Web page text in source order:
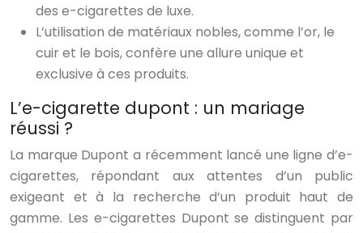
des e-cigarettes de luxe.
L’utilisation de matériaux nobles, comme l’or, le
cuir et le bois, confère une allure unique et
exclusive à ces produits.
L’e-cigarette dupont : un mariage
réussi ?
La marque Dupont a récemment lancé une ligne d’e-
cigarettes, répondant aux attentes d’un public
exigeant et à la recherche d’un produit haut de
gamme. Les e-cigarettes Dupont se distinguent par